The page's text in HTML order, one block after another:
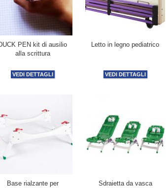
PEN kit di ausilio
alla scrittura
VEDI DETTAGLI
Letto in legno pediatrico
VEDI DETTAGLI
Base rialzante per
Sdraietta da vasca